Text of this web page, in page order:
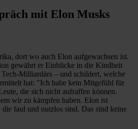
mit Elon Musks
dort wo auch Elon aufgewachsen ist.
gewährt er Einblicke in die Kindheit
Tech-Milliardärs – und schildert, welche
hat: "Ich habe kein Mitgefühl für
die sich nicht aufraffen können.
wir zu kämpfen haben. Elon ist
faul und nutzlos sind. Das sind keine